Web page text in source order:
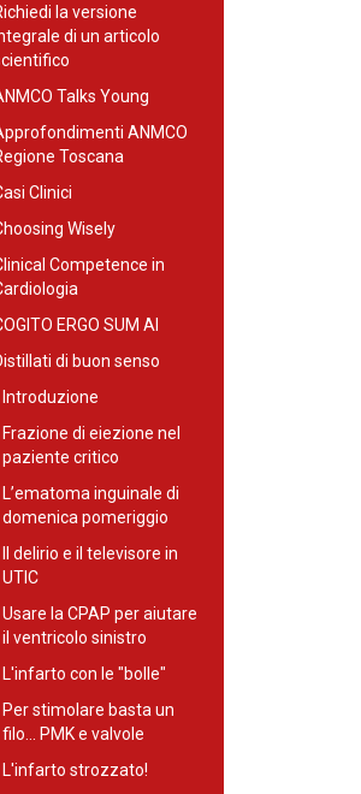
la versione
di un articolo
Talks Young
ANMCO
Toscana
Clinici
Wisely
Competence in
ERGO SUM AI
di buon senso
Introduzione
Frazione di eiezione nel
paziente critico
L’ematoma inguinale di
domenica pomeriggio
Il delirio e il televisore in
UTIC
Usare la CPAP per aiutare
il ventricolo sinistro
L'infarto con le "bolle"
Per stimolare basta un
filo... PMK e valvole
L'infarto strozzato!